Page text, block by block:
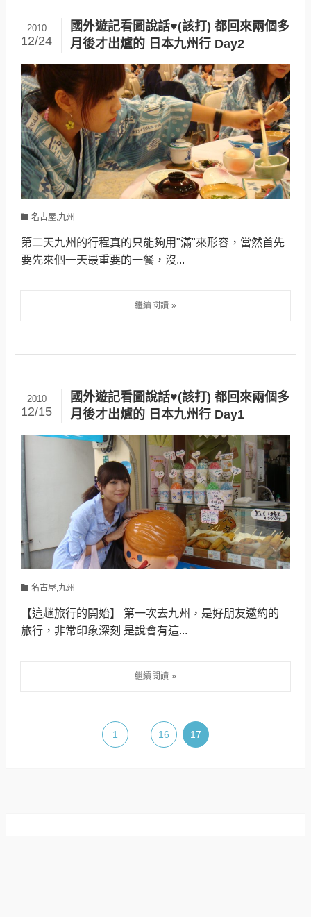
國外遊記看圖說話♥(該打) 都回來兩個多
月後才出爐的 日本九州行 Day2
2010
12/24
名古屋,九州
第二天九州的行程真的只能夠用"滿"來形容，當然首先
要先來個一天最重要的一餐，沒...
國外遊記看圖說話♥(該打) 都回來兩個多
月後才出爐的 日本九州行 Day1
2010
12/15
名古屋,九州
【這趟旅行的開始】 第一次去九州，是好朋友邀約的
旅行，非常印象深刻 是說會有這...
1 16 17